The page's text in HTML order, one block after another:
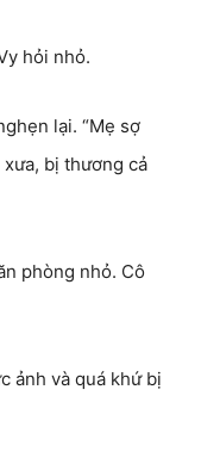
hỏi nhỏ.
lại. “Mẹ sợ
bị thương cả
phòng nhỏ. Cô
ảnh và quá khứ bị